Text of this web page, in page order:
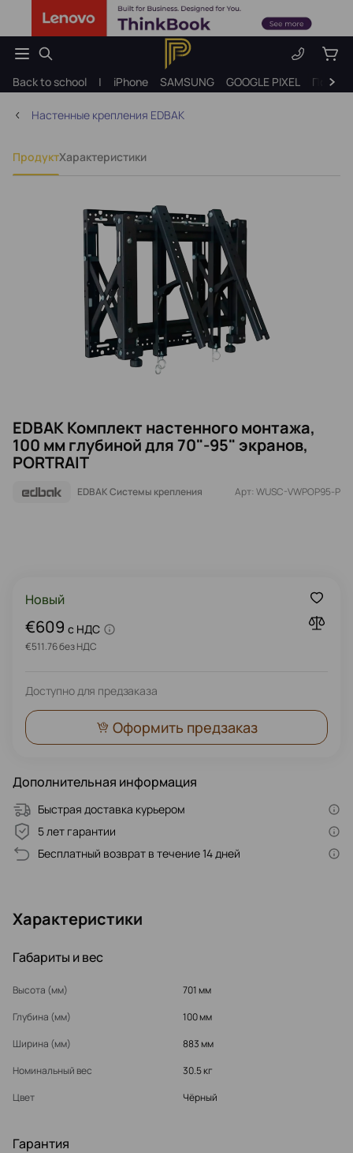
Back to school | iPhone SAMSUNG GOOGLE PIXEL
Настенные крепления EDBAK
ПродуктХарактеристики
EDBAK Комплект настенного монтажа,
100 мм глубиной для 70"-95" экранов,
PORTRAIT
EDBAK Системы крепления Арт: WUSC-VWPOP95-P
Новый
€609 c НДС
€511.76 без НДС
Доступно для предзаказа
Оформить предзаказ
Дополнительная информация
Быстрая доставка курьером
5 лет гарантии
Бесплатный возврат в течение 14 дней
Характеристики
Габариты и вес
Высота (мм)
701 мм
Глубина (мм)
100 мм
Ширина (мм)
883 мм
Номинальный вес
30.5 кг
Цвет
Чёрный
Гарантия